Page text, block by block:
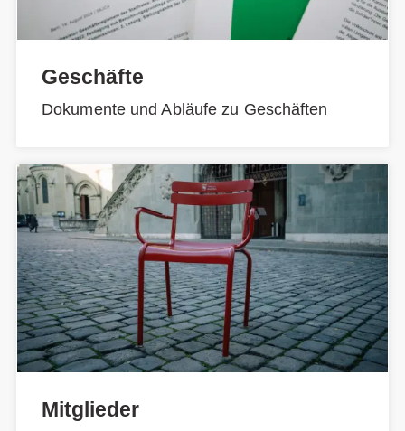
Geschäfte
Dokumente und Abläufe zu Geschäften
Mitglieder